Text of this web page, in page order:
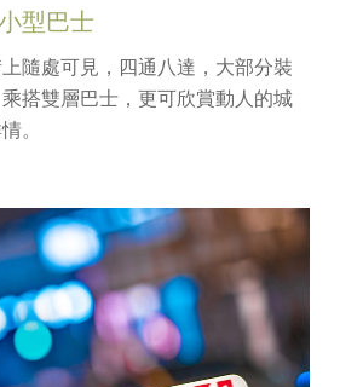
型巴士
隨處可見，四通八達，大部分裝
搭雙層巴士，更可欣賞動人的城
。